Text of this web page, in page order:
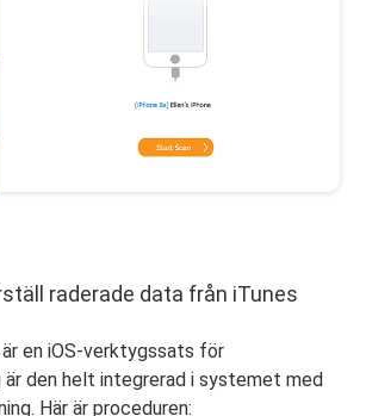
raderade data från iTunes
en iOS-verktygssats för
den helt integrerad i systemet med
Här är proceduren: